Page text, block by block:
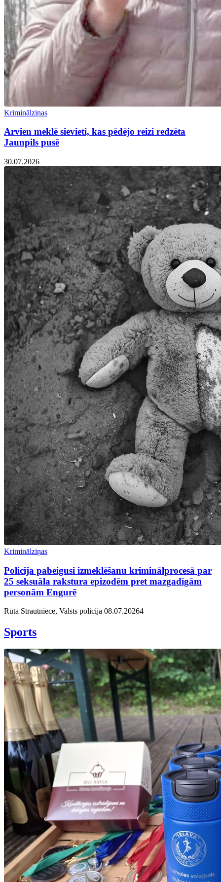
Kriminālziņas
Arvien meklē sievieti, kas pēdējo reizi redzēta
Jaunpils pusē
30.07.2026
Kriminālziņas
Policija pabeigusi izmeklēšanu kriminālprocesā par
25 seksuāla rakstura epizodēm pret mazgadīgām
personām Engurē
Rūta Strautniece, Valsts policija 08.07.20264
Sports